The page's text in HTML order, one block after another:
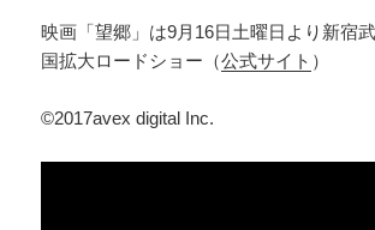
映画「望郷」は9月16日土曜日より新宿
国拡大ロードショー（公式サイト ）
©2017avex digital Inc.